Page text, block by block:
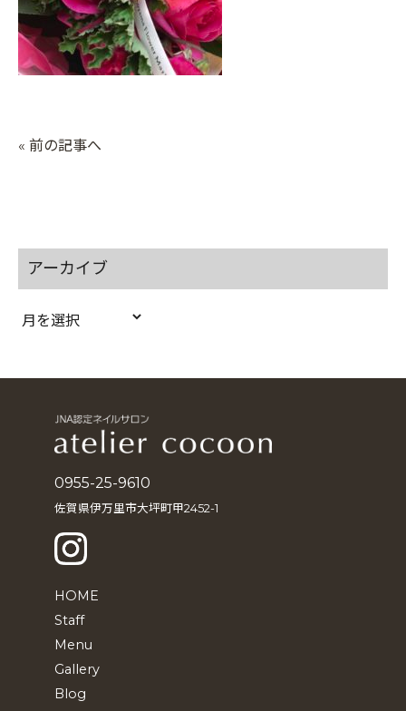
« 前の記事へ
アーカイブ
ア
0955-25-9610
佐賀県伊万里市大坪町甲2452-1
HOME
Staff
Menu
Gallery
Blog